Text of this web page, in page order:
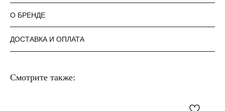
О БРЕНДЕ
ДОСТАВКА И ОПЛАТА
Смотрите также: